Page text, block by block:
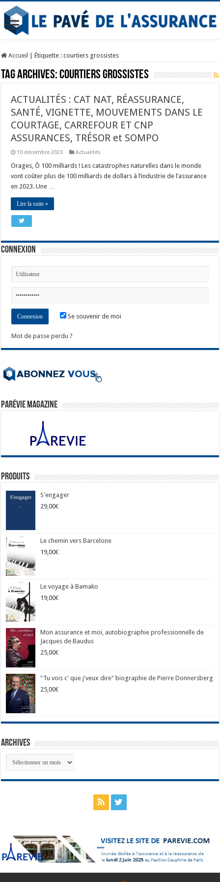
Accueil Étiquette :courtiers grossistes
Tag Archives:courtiers grossistes
ACTUALITÉS : CAT NAT, RÉASSURANCE,
SANTÉ, VIGNETTE, MOUVEMENTS DANS LE
COURTAGE, CARREFOUR ET CNP
ASSURANCES, TRÉSOR et SOMPO
10 décembre 2023 Actualités
Orages, Ô 100 milliards ! Les catastrophes naturelles dans le monde
vont coûter plus de 100 milliards de dollars à l’industrie de l’assurance
en 2023. Une …
Lire la suite »
Connexion
Se souvenir de moi
Mot de passe perdu ?
ParéVie Magazine
Produits
S'engager
29,00€
Le chemin vers Barcelone
19,00€
Le voyage à Bamako
19,00€
Mon assurance et moi, autobiographie professionnelle de
Jacques de Baudus
25,00€
"Tu vois c' que j'veux dire" biographie de Pierre Donnersberg
25,00€
Archives
Archives